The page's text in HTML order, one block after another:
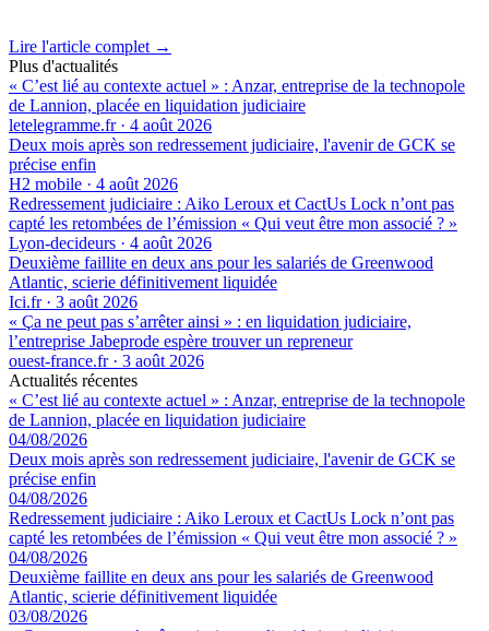
Lire l'article complet →
Plus d'actualités
« C’est lié au contexte actuel » : Anzar, entreprise de la technopole
de Lannion, placée en liquidation judiciaire
letelegramme.fr· 4 août 2026
Deux mois après son redressement judiciaire, l'avenir de GCK se
précise enfin
H2 mobile · 4 août 2026
Redressement judiciaire : Aiko Leroux et CactUs Lock n’ont pas
capté les retombées de l’émission « Qui veut être mon associé ? »
Lyon-decideurs · 4 août 2026
Deuxième faillite en deux ans pour les salariés de Greenwood
Atlantic, scierie définitivement liquidée
Ici.fr· 3 août 2026
« Ça ne peut pas s’arrêter ainsi » : en liquidation judiciaire,
l’entreprise Jabeprode espère trouver un repreneur
ouest-france.fr· 3 août 2026
Actualités récentes
« C’est lié au contexte actuel » : Anzar, entreprise de la technopole
de Lannion, placée en liquidation judiciaire
04/08/2026
Deux mois après son redressement judiciaire, l'avenir de GCK se
précise enfin
04/08/2026
Redressement judiciaire : Aiko Leroux et CactUs Lock n’ont pas
capté les retombées de l’émission « Qui veut être mon associé ? »
04/08/2026
Deuxième faillite en deux ans pour les salariés de Greenwood
Atlantic, scierie définitivement liquidée
03/08/2026